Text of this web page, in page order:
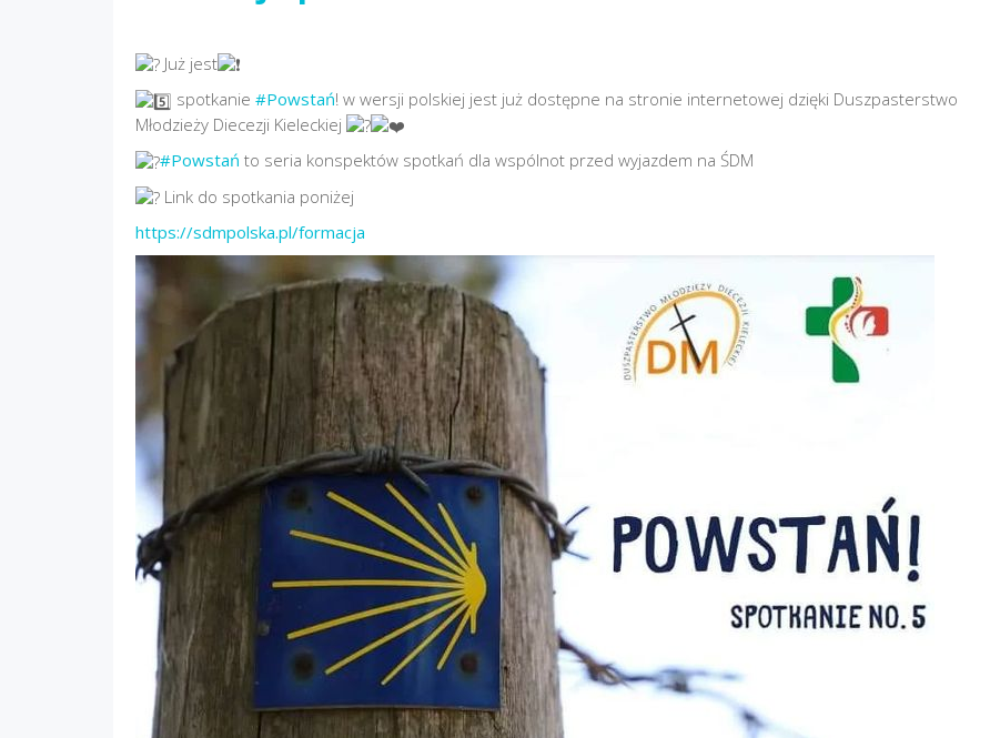
Już jest
spotkanie #Powstań! w wersji polskiej jest już dostępne na stronie internetowej dzięki Duszpasterstwo
Młodzieży Diecezji Kieleckiej
#Powstań to seria konspektów spotkań dla wspólnot przed wyjazdem na ŚDM
Link do spotkania poniżej
https://sdmpolska.pl/formacja